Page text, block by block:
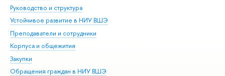
Руководство и структура
Устойчивое развитие в НИУ ВШЭ
Преподаватели и сотрудники
Корпуса и общежития
Закупки
Обращения граждан в НИУ ВШЭ